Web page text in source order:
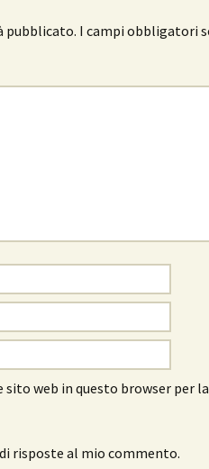
pubblicato. I campi obbligatori
sito web in questo browser per
risposte al mio commento.